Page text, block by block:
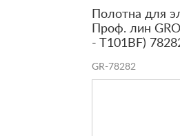
Полотна для
Проф. лин
- T101BF)
GR-78282